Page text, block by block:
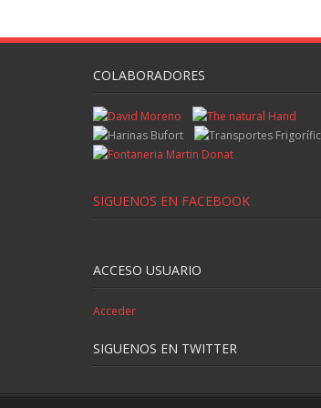
COLABORADORES
SIGUENOS EN FACEBOOK
ACCESO USUARIO
Acceder
SIGUENOS EN TWITTER